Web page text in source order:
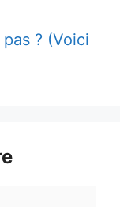
? (Voici